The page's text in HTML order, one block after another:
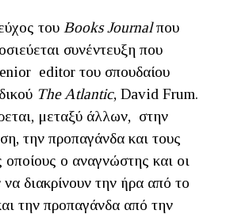
του BooksJournalπου
συνέντευξη που
editor του σπουδαίου
TheAtlantic, David Frum.
μεταξύ άλλων, στην
την προπαγάνδα και τους
ο αναγνώστης και οι
διακρίνουν την ήρα από το
την προπαγάνδα από την